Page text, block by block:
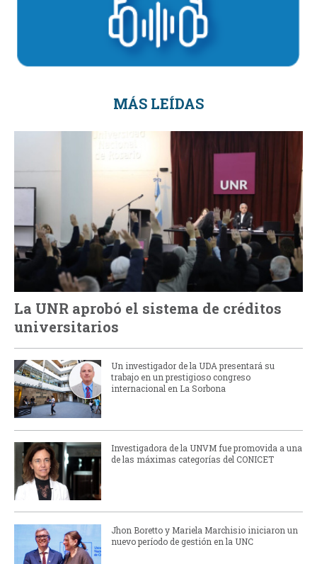
MÁS LEÍDAS
La UNR aprobó el sistema de créditos
universitarios
Un investigador de la UDA presentará su
trabajo en un prestigioso congreso
internacional en La Sorbona
Investigadora de la UNVM fue promovida a una
de las máximas categorías del CONICET
Jhon Boretto y Mariela Marchisio iniciaron un
nuevo período de gestión en la UNC